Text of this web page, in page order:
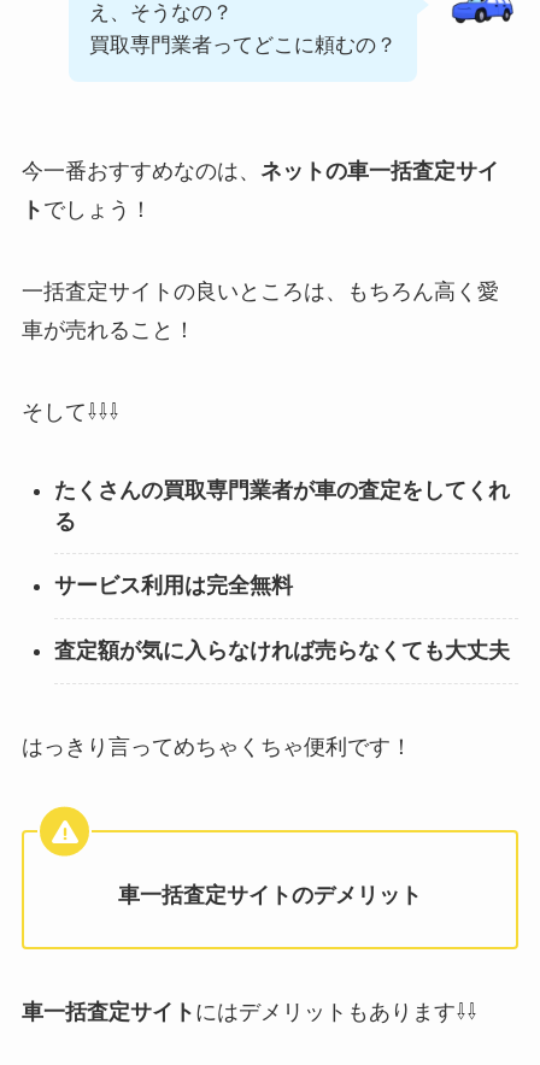
え、そうなの？
買取専門業者ってどこに頼むの？
今一番おすすめなのは、 ネットの車一括査定サイ
ト でしょう！
一括査定サイトの良いところは、もちろん高く愛
車が売れること！
そして⇩⇩⇩
たくさんの買取専門業者が車の査定をしてくれ
る
サービス利用は完全無料
査定額が気に入らなければ売らなくても大丈夫
はっきり言ってめちゃくちゃ便利です！
車一括査定サイトのデメリット
車一括査定サイト にはデメリットもあります⇩⇩